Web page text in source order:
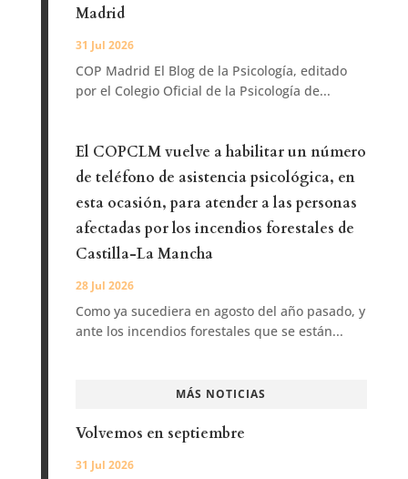
Madrid
31 Jul 2026
COP Madrid El Blog de la Psicología, editado
por el Colegio Oficial de la Psicología de...
El COPCLM vuelve a habilitar un número
de teléfono de asistencia psicológica, en
esta ocasión, para atender a las personas
afectadas por los incendios forestales de
Castilla-La Mancha
28 Jul 2026
Como ya sucediera en agosto del año pasado, y
ante los incendios forestales que se están...
MÁS NOTICIAS
Volvemos en septiembre
31 Jul 2026